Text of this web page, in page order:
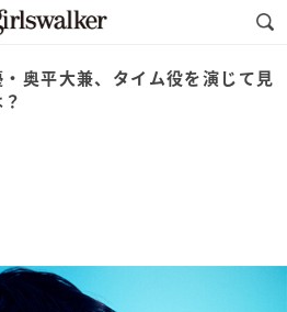
奥平大兼、タイム役を演じて見